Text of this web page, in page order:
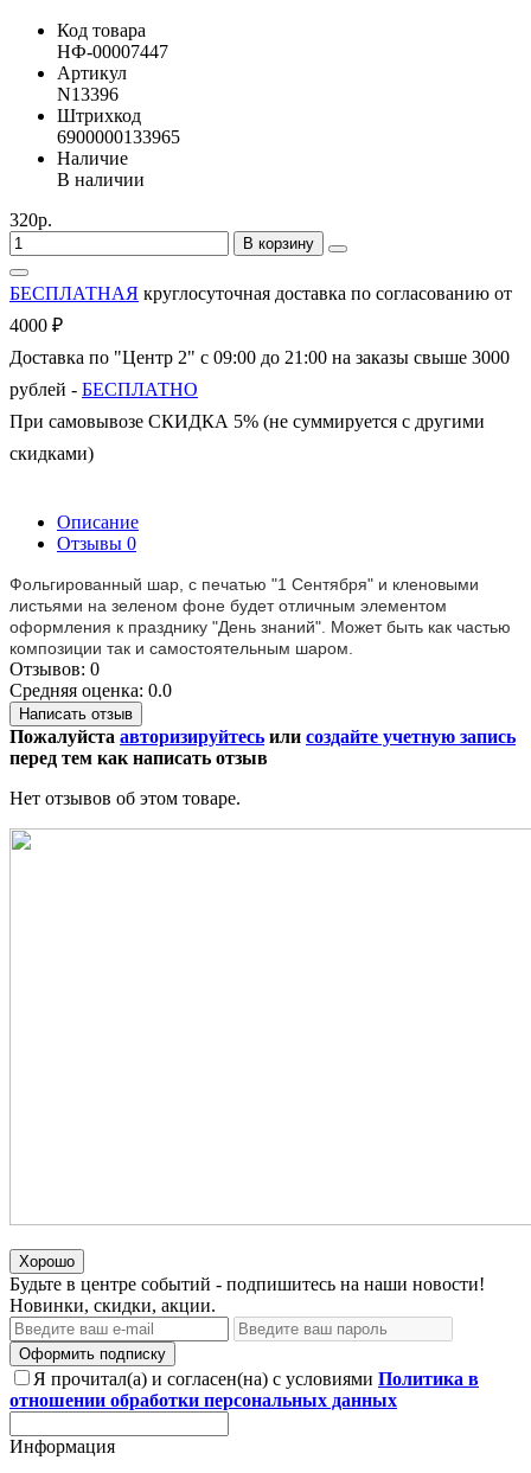
Код товара
НФ-00007447
Артикул
N13396
Штрихкод
6900000133965
Наличие
В наличии
320р.
В корзину
БЕСПЛАТНАЯ круглосуточная доставка по согласованию от
4000 ₽
Доставка по "Центр 2" с 09:00 до 21:00 на заказы свыше 3000
рублей - БЕСПЛАТНО
При самовывозе СКИДКА 5% (не суммируется с другими
скидками)
Описание
Отзывы 0
Фольгированный шар, с печатью "1 Сентября" и кленовыми
листьями на зеленом фоне будет отличным элементом
оформления к празднику "День знаний". Может быть как частью
композиции так и самостоятельным шаром.
Отзывов: 0
Средняя оценка: 0.0
Написать отзыв
Пожалуйста авторизируйтесь или создайте учетную запись
перед тем как написать отзыв
Нет отзывов об этом товаре.
Хорошо
Будьте в центре событий - подпишитесь на наши новости!
Новинки, скидки, акции.
Оформить подписку
Я прочитал(а) и согласен(на) с условиями Политика в
отношении обработки персональных данных
Информация